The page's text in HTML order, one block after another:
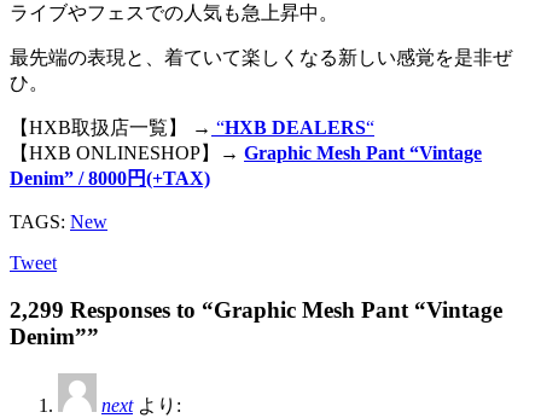
ライブやフェスでの人気も急上昇中。
最先端の表現と、着ていて楽しくなる新しい感覚を是非ぜ
ひ。
【HXB取扱店一覧】 → “HXB DEALERS“
【HXB ONLINESHOP】→ Graphic Mesh Pant “Vintage
Denim” / 8000円(+TAX)
TAGS: New
Tweet
2,299 Responses to “Graphic Mesh Pant “Vintage
Denim””
next より: